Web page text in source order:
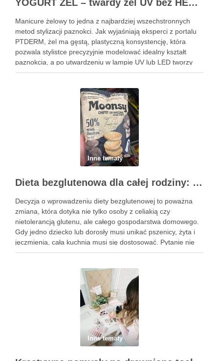
YOGURT ŻEL – twardy żel UV bez HEMA i TPO do pracy bez piłowania
Manicure żelowy to jedna z najbardziej wszechstronnych
metod stylizacji paznokci. Jak wyjaśniają eksperci z portalu
PTDERM, żel ma gęstą, plastyczną konsystencję, która
pozwala stylistce precyzyjnie modelować idealny kształt
paznokcia, a po utwardzeniu w lampie UV lub LED tworzy
niezwykle twardą i wytrzymałą powłokę. Kluczem do
Inne tematy
Dieta bezglutenowa dla całej rodziny: od czego zacząć?
Decyzja o wprowadzeniu diety bezglutenowej to poważna
zmiana, która dotyka nie tylko osoby z celiakią czy
nietolerancją glutenu, ale całego gospodarstwa domowego.
Gdy jedno dziecko lub dorosły musi unikać pszenicy, żyta i
jęczmienia, cała kuchnia musi się dostosować. Pytanie nie
brzmi „czy warto”, lecz „jak zrobić to sensownie”. Najpierw
Inne tematy